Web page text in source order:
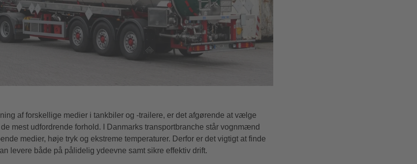
af forskellige medier i tankbiler og -trailere, er det afgørende at vælge
mest udfordrende forhold. I Danmarks transportbranche står vognmænd
medier, høje tryk og ekstreme temperaturer. Derfor er det vigtigt at finde
levere både på pålidelig ydeevne samt sikre effektiv drift.